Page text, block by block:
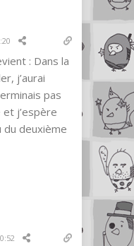
: Dans la
j’aurai
pas
j’espère
du deuxième